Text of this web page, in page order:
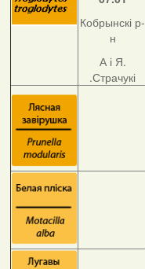
Кобрынскі р-
н
А і Я.
.Страчукі